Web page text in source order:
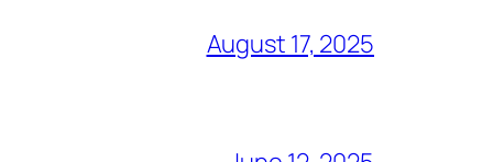
August 17, 2025